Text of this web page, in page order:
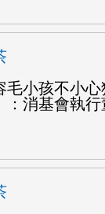
毛小孩不小
：消基會執